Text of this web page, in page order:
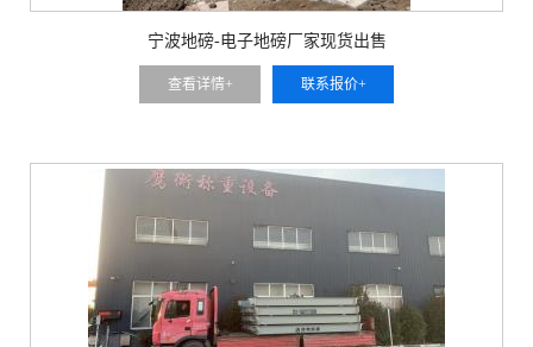
宁波地磅-电子地磅厂家现货出售
查看详情+ 联系报价+